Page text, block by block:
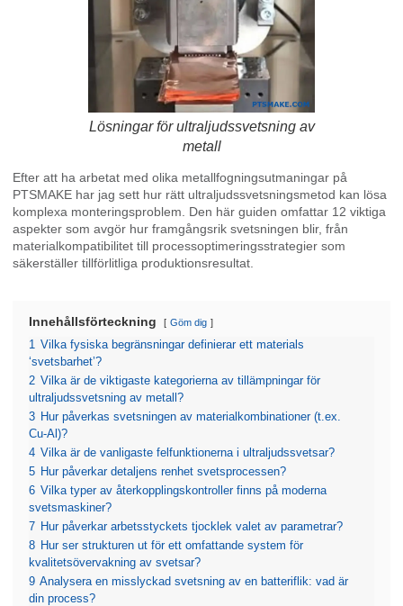
Lösningar för ultraljudssvetsning av
metall
Efter att ha arbetat med olika metallfogningsutmaningar på
PTSMAKE har jag sett hur rätt ultraljudssvetsningsmetod kan lösa
komplexa monteringsproblem. Den här guiden omfattar 12 viktiga
aspekter som avgör hur framgångsrik svetsningen blir, från
materialkompatibilitet till processoptimeringsstrategier som
säkerställer tillförlitliga produktionsresultat.
Innehållsförteckning Göm dig
1 Vilka fysiska begränsningar definierar ett materials
‘svetsbarhet’?
2 Vilka är de viktigaste kategorierna av tillämpningar för
ultraljudssvetsning av metall?
3 Hur påverkas svetsningen av materialkombinationer (t.ex.
Cu-Al)?
4 Vilka är de vanligaste felfunktionerna i ultraljudssvetsar?
5 Hur påverkar detaljens renhet svetsprocessen?
6 Vilka typer av återkopplingskontroller finns på moderna
svetsmaskiner?
7 Hur påverkar arbetsstyckets tjocklek valet av parametrar?
8 Hur ser strukturen ut för ett omfattande system för
kvalitetsövervakning av svetsar?
9 Analysera en misslyckad svetsning av en batteriflik: vad är
din process?